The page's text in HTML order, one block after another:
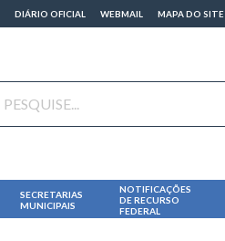
DIÁRIO OFICIAL WEBMAIL MAPA DO SITE
SECRETARIAS
MUNICIPAIS
NOTIFICAÇÕES
DE RECURSO
FEDERAL